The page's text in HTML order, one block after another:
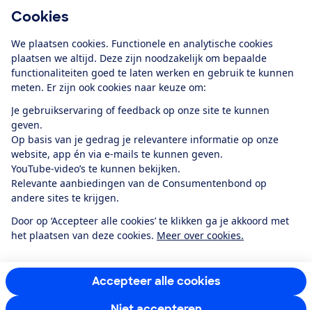
Cookies
We plaatsen cookies. Functionele en analytische cookies
plaatsen we altijd. Deze zijn noodzakelijk om bepaalde
functionaliteiten goed te laten werken en gebruik te kunnen
meten. Er zijn ook cookies naar keuze om:
Je gebruikservaring of feedback op onze site te kunnen
geven.
Op basis van je gedrag je relevantere informatie op onze
website, app én via e-mails te kunnen geven.
YouTube-video’s te kunnen bekijken.
Relevante aanbiedingen van de Consumentenbond op
andere sites te krijgen.
Door op ‘Accepteer alle cookies’ te klikken ga je akkoord met
het plaatsen van deze cookies. Meer over cookies.
Accepteer alle cookies
Alles over de
app
Algemene Voorwaarden
Privacyverklaring
Cookiebeleid
Privacyvoorkeuren
Toegankelijkheid
RSS-feed nieuws
Facebook
TwitterInstagram
YoutubeLinkedIn
12.901consumentenbeoordelen de Consumentenbondmet gemiddeld